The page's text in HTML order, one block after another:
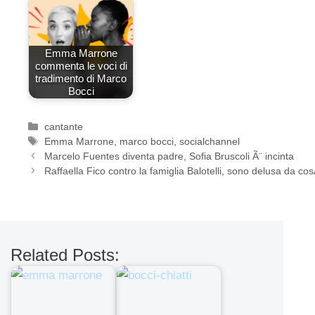
Emma Marrone
commenta le voci di
tradimento di Marco
Bocci
Categorie
cantante
Tag
Emma Marrone marco bocci ,socialchannel
Marcelo Fuentes diventa padre, Sofia Bruscoli Ã¨ incinta
Raffaella Fico contro la famiglia Balotelli, sono delusa da
Related Posts: